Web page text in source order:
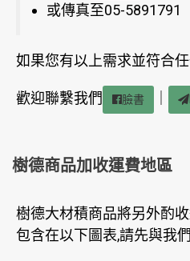
或傳真至05-5891791
如果您有以上需求並符合
歡迎聯繫我們 臉書
樹德商品加收運費地區
樹德大材積商品將另外酌
包含在以下圖表,請先與我